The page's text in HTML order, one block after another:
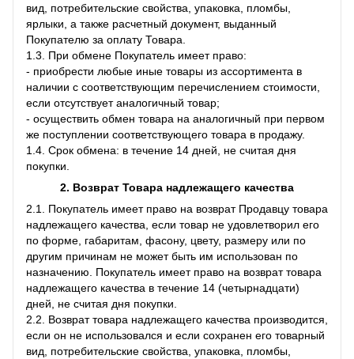
вид, потребительские свойства, упаковка, пломбы,
ярлыки, а также расчетный документ, выданный
Покупателю за оплату Товара.
1.3. При обмене Покупатель имеет право:
- приобрести любые иные товары из ассортимента в
наличии с соответствующим перечислением стоимости,
если отсутствует аналогичный товар;
- осуществить обмен товара на аналогичный при первом
же поступлении соответствующего товара в продажу.
1.4. Срок обмена: в течение 14 дней, не считая дня
покупки.
2. Возврат Товара надлежащего качества
2.1. Покупатель имеет право на возврат Продавцу товара
надлежащего качества, если товар не удовлетворил его
по форме, габаритам, фасону, цвету, размеру или по
другим причинам не может быть им использован по
назначению. Покупатель имеет право на возврат товара
надлежащего качества в течение 14 (четырнадцати)
дней, не считая дня покупки.
2.2. Возврат товара надлежащего качества производится,
если он не использовался и если сохранен его товарный
вид, потребительские свойства, упаковка, пломбы,